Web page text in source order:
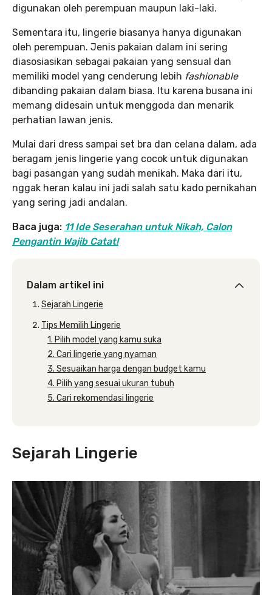
digunakan oleh perempuan maupun laki-laki.
Sementara itu, lingerie biasanya hanya digunakan
oleh perempuan. Jenis pakaian dalam ini sering
diasosiasikan sebagai pakaian yang sensual dan
memiliki model yang cenderung lebih fashionable
dibanding pakaian dalam biasa. Itu karena busana ini
memang didesain untuk menggoda dan menarik
perhatian lawan jenis.
Mulai dari dress sampai set bra dan celana dalam, ada
beragam jenis lingerie yang cocok untuk digunakan
bagi pasangan yang sudah menikah. Maka dari itu,
nggak heran kalau ini jadi salah satu kado pernikahan
yang sering jadi andalan.
Baca juga: 11 Ide Seserahan untuk Nikah, Calon
Pengantin Wajib Catat!
Dalam artikel ini
Sejarah Lingerie
Tips Memilih Lingerie
1. Pilih model yang kamu suka
2. Cari lingerie yang nyaman
3. Sesuaikan harga dengan budget kamu
4. Pilih yang sesuai ukuran tubuh
5. Cari rekomendasi lingerie
Sejarah Lingerie